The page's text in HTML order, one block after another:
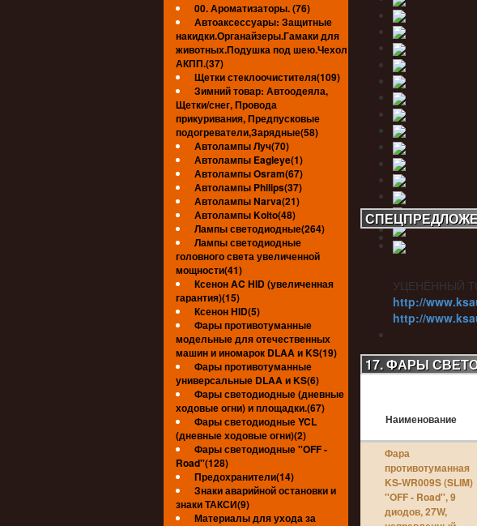
00. Ароматизаторы. (76)
Автоаксессуары: Защитные
накидки.Органайзеры.Гамаки для
животных.Подушка под шею.Чехол
АКПП.(37)
Щетки стеклоочистителя(109)
Зимний товар: Автоодеяла,
Щетки/снег, Провода
прикуривания, Предпусковые
подогреватели,Зарядные(58)
Автолампы Луч(70)
Автолампы Eagleye(1)
Автолампы Osram(67)
Автолампы Philips(37)
Автолампы Narva(21)
Автолампы Koito(48)
Лампы светодиодные(264)
Лампы светодиодные
головного света увеличенной
мощности(41)
Ксенон AC HID (увеличенная
гарантия)(15)
Ксенон HID(5)
Фары противотуманные
модельные для отечественных
машин и иномарок DLAA и KS(19)
Фары противотуманные
универсальные DLAA и KS(6)
Фары светодиодные (дневные
ходовые огни) и площадки.(67)
Фары светодиодные YCL
(дневные ходовые огни)(2)
Фары светодиодные ''OFF -
Road''(128)
Предохранители(14)
Знаки аварийной остановки и
знаки ТАКСИ(9)
Материалы для ухода за
УЦЕНЁННЫЙ
http://
http://
http://
УЦЕНЁННЫЙ
17. ФАРЫ
Наименование
Фара
противотуманная
KS-WR009S (SLIM)
''OFF - Road'', 9
диодов, 27W,